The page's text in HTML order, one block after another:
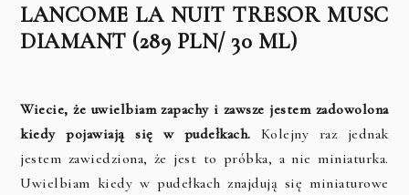
LANCOME LA NUIT TRESOR MUSC
DIAMANT (289 PLN/ 30 ML)
Wiecie, że uwielbiam zapachy i zawsze jestem zadowolona
kiedy pojawiają się w pudełkach. Kolejny raz jednak
jestem zawiedziona, że jest to próbka, a nie miniaturka.
Uwielbiam kiedy w pudełkach znajdują się miniaturowe